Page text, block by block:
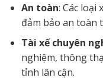
An toàn: Các loại
đảm bảo an toàn
Tài xế chuyên
nghiệm, thông
tỉnh lân cận.